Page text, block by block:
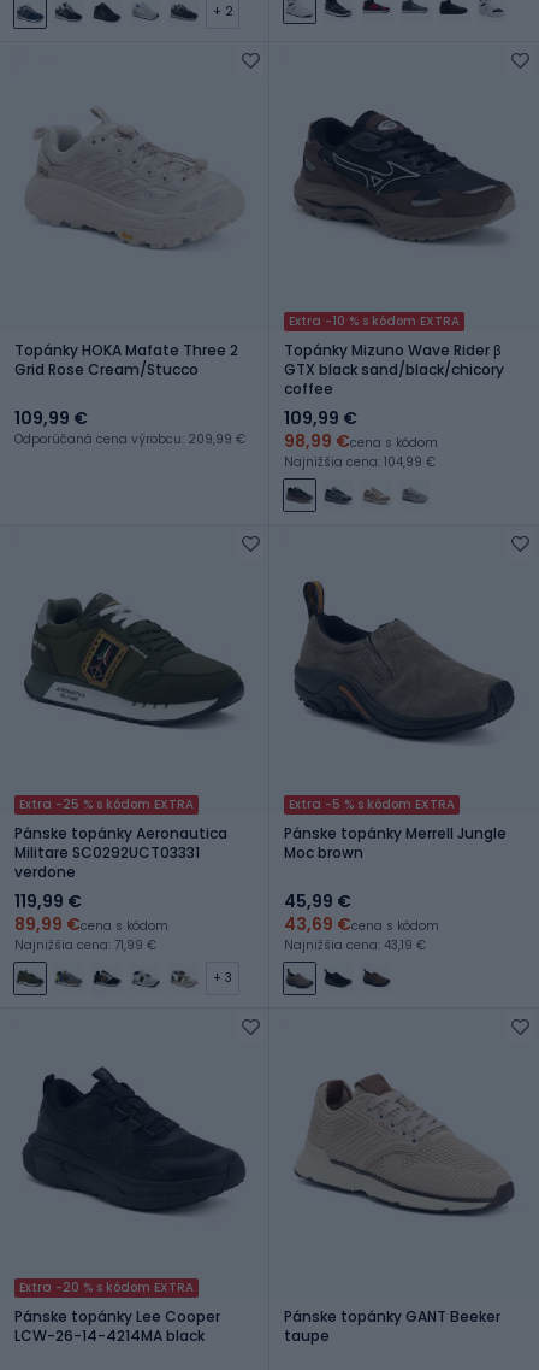
+ 2
Topánky HOKA Mafate Three 2
Grid Rose Cream/Stucco
109,99 €
Odporúčaná cena výrobcu: 209,99 €
Extra -10 % s kódom EXTRA
Topánky Mizuno Wave Rider β
GTX black sand/black/chicory
coffee
109,99 €
98,99 €cena s kódom
Najnižšia cena: 104,99 €
Extra -25 % s kódom EXTRA
Pánske topánky Aeronautica
Militare SC0292UCT03331
verdone
119,99 €
89,99 €cena s kódom
Najnižšia cena: 71,99 €
+ 3
Extra -5 % s kódom EXTRA
Pánske topánky Merrell Jungle
Moc brown
45,99 €
43,69 €cena s kódom
Najnižšia cena: 43,19 €
Extra -20 % s kódom EXTRA
Pánske topánky Lee Cooper
LCW-26-14-4214MA black
Pánske topánky GANT Beeker
taupe